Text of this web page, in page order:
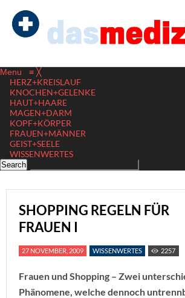
Menu ≡ ╳
HERZ+KREISLAUF
KNOCHEN+GELENKE
HAUT+HAARE
MAGEN+DARM
KOPF+KÖRPER
FRAUEN+MÄNNER
GEIST+SEELE
WISSENWERTES
SHOPPING REGELN FÜR
FRAUEN I
27 NOVEMBER, 2009 WISSENWERTES 2257
Frauen und Shopping – Zwei
Phänomene, welche dennoch